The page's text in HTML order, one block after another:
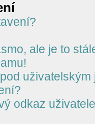
ale je to
uživatelským
odkaz